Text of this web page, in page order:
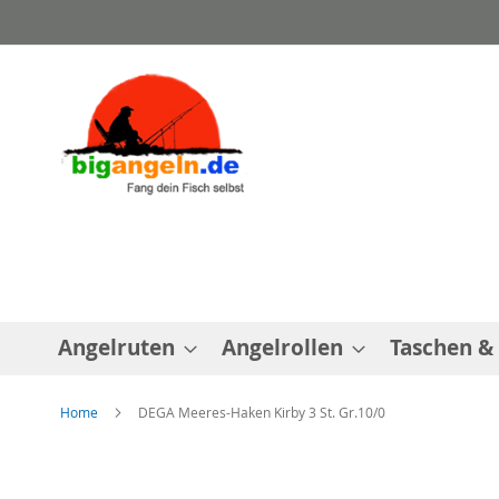
zum
Angelruten Angelrollen Taschen &
Home DEGA Meeres-Haken Kirby 3 St. Gr.10/0